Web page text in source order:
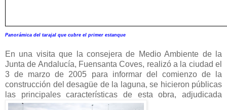
Panorámica del tarajal que cubre el primer estanque
En una visita que la consejera de Medio Ambiente de la
Junta de Andalucía, Fuensanta Coves, realizó a la ciudad el
3 de marzo de 2005 para informar del comienzo de la
construcción del desagüe de la laguna, se hicieron públicas
las principales características de esta obra, adjudicada